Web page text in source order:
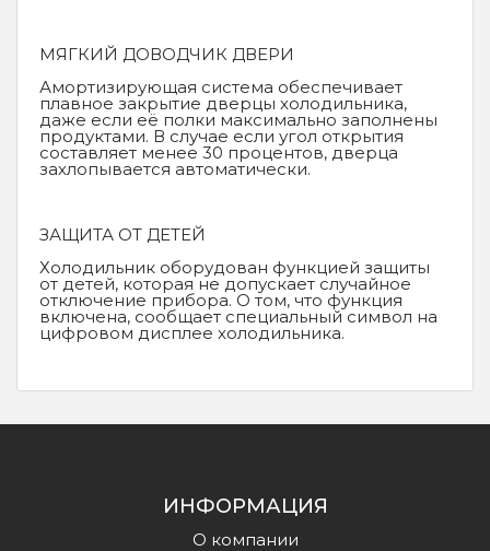
МЯГКИЙ ДОВОДЧИК ДВЕРИ
Амортизирующая система обеспечивает
плавное закрытие дверцы холодильника,
даже если её полки максимально заполнены
продуктами. В случае если угол открытия
составляет менее 30 процентов, дверца
захлопывается автоматически.
ЗАЩИТА ОТ ДЕТЕЙ
Холодильник оборудован функцией защиты
от детей, которая не допускает случайное
отключение прибора. О том, что функция
включена, сообщает специальный символ на
цифровом дисплее холодильника.
ИНФОРМАЦИЯ
О компании